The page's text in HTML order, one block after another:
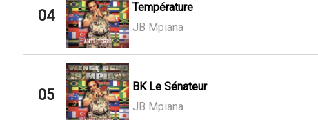
04
Température
JB Mpiana
05
BK Le Sénateur
JB Mpiana